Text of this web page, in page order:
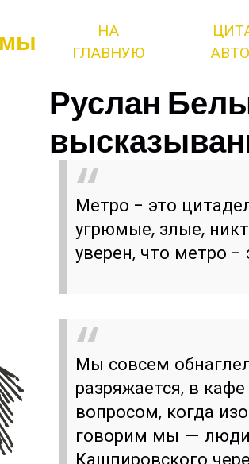
НА
ГЛАВНУЮ
Руслан
Метро - это
угрюмые, злые,
уверен, что метро -
Мы совсем
разряжается, в
вопросом, когда
говорим мы — люди,